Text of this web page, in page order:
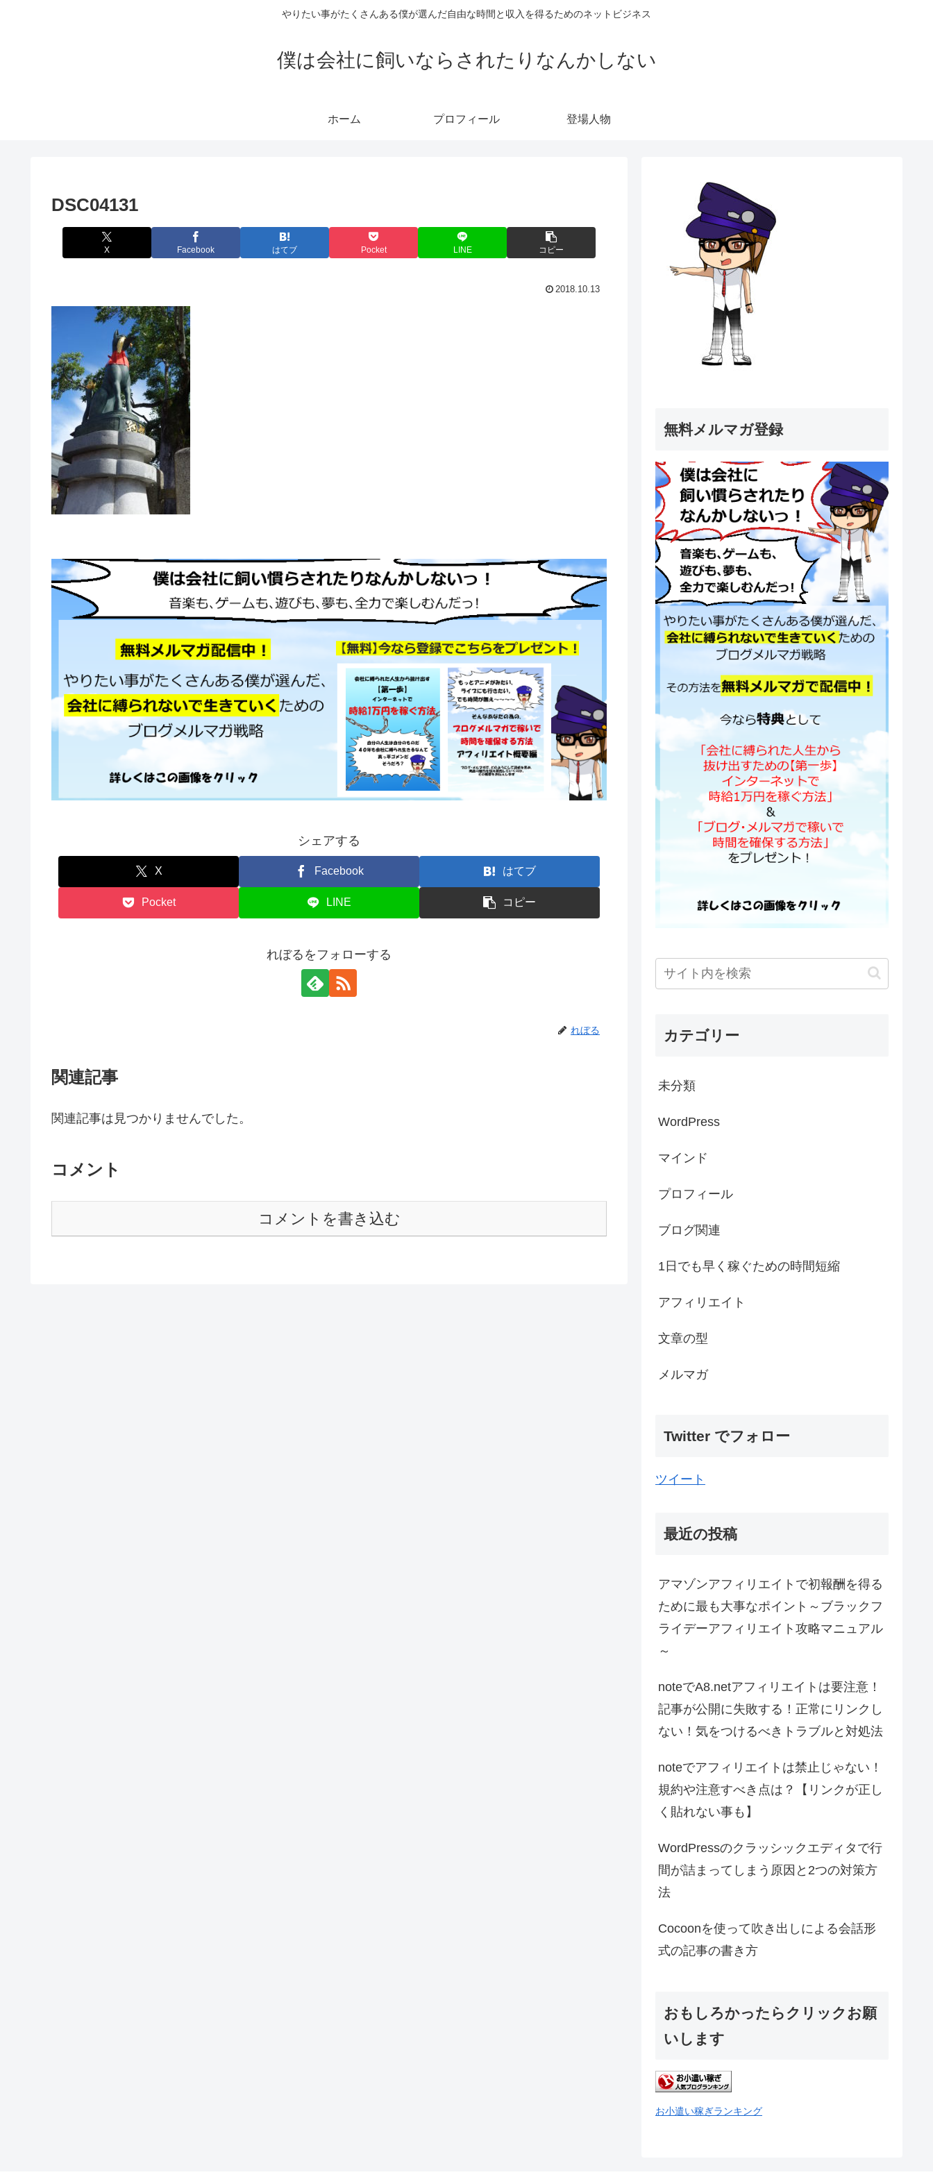
やりたい事がたくさんある僕が選んだ自由な時間と収入を得るためのネットビジネス
僕は会社に飼いならされたりなんかしない
ホーム プロフィール 登場人物
DSC04131
X Facebook はてブ Pocket LINE コピー
2018.10.13
シェアする
X Facebook はてブ
Pocket LINE コピー
れぼるをフォローする
れぼる
関連記事
関連記事は見つかりませんでした。
コメント
コメントを書き込む
無料メルマガ登録
カテゴリー
未分類
WordPress
マインド
プロフィール
ブログ関連
1日でも早く稼ぐための時間短縮
アフィリエイト
文章の型
メルマガ
Twitter でフォロー
ツイート
最近の投稿
アマゾンアフィリエイトで初報酬を得る
ために最も大事なポイント～ブラックフ
ライデーアフィリエイト攻略マニュアル
～
noteでA8.netアフィリエイトは要注意！
記事が公開に失敗する！正常にリンクし
ない！気をつけるべきトラブルと対処法
noteでアフィリエイトは禁止じゃない！
規約や注意すべき点は？【リンクが正し
く貼れない事も】
WordPressのクラッシックエディタで行
間が詰まってしまう原因と2つの対策方
法
Cocoonを使って吹き出しによる会話形
式の記事の書き方
おもしろかったらクリックお願
いします
お小遣い稼ぎランキング